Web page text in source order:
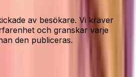
av besökare. Vi kräver
och granskar varje
den publiceras.